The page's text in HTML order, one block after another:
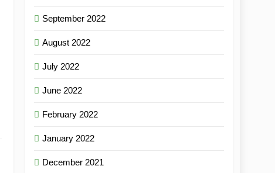
September 2022
August 2022
July 2022
June 2022
February 2022
January 2022
December 2021